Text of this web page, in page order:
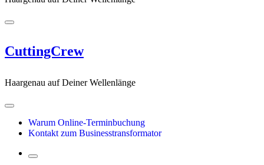
CuttingCrew
Haargenau auf Deiner Wellenlänge
Warum Online-Terminbuchung
Kontakt zum Businesstransformator